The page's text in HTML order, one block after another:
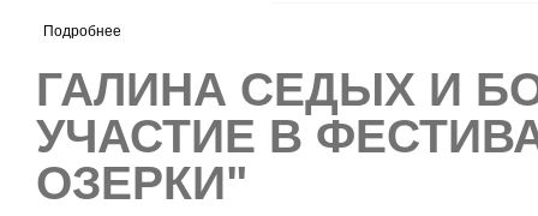
Подробнее
ГАЛИНА СЕДЫХ И
УЧАСТИЕ В
ОЗЕРКИ"